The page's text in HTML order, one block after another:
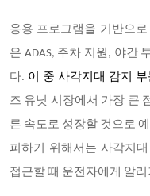
응용 프로그램을 기반으
은 ADAS, 주차 지원, 야간
다. 이 중 사각지대 감지
즈 유닛 시장에서 가장 큰
른 속도로 성장할 것으로
피하기 위해서는 사각지
접근할 때 운전자에게 알